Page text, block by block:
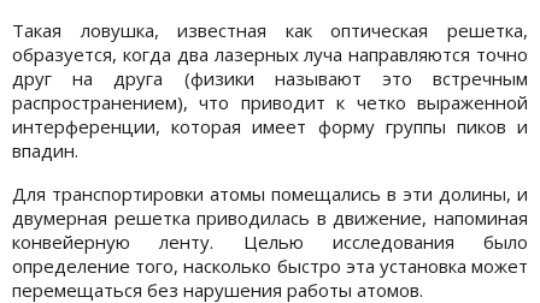
Такая ловушка, известная как оптическая решетка,
образуется, когда два лазерных луча направляются точно
друг на друга (физики называют это встречным
распространением), что приводит к четко выраженной
интерференции, которая имеет форму группы пиков и
впадин.
Для транспортировки атомы помещались в эти долины, и
двумерная решетка приводилась в движение, напоминая
конвейерную ленту. Целью исследования было
определение того, насколько быстро эта установка может
перемещаться без нарушения работы атомов.